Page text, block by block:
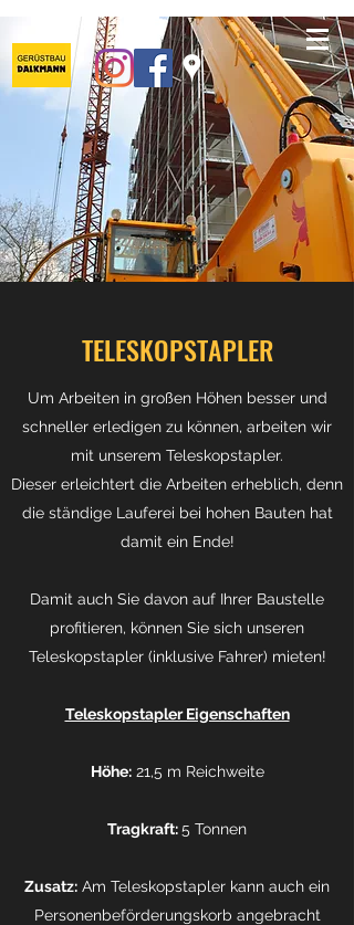
TELESKOPSTAPLER
Um Arbeiten in großen Höhen besser und
schneller erledigen zu können, arbeiten wir
mit unserem Teleskopstapler.
Dieser erleichtert die Arbeiten erheblich, denn
die ständige Lauferei bei hohen Bauten hat
damit ein Ende!
Damit auch Sie davon auf Ihrer Baustelle
profitieren, können Sie sich unseren
Teleskopstapler (inklusive Fahrer) mieten!
Teleskopstapler Eigenschaften
Höhe:21,5 m Reichweite
Tragkraft:5 Tonnen
Zusatz: Am Teleskopstapler kann auch ein
Personenbeförderungskorb angebracht